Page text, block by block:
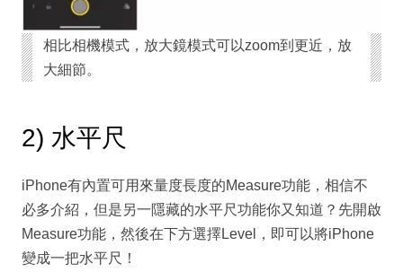
相比相機模式，放大鏡模式可以zoom到更近，放
大細節。
2) 水平尺
iPhone有內置可用來量度長度的Measure功能，相信不
必多介紹，但是另一隱藏的水平尺功能你又知道？先開啟
Measure功能，然後在下方選擇Level，即可以將iPhone
變成一把水平尺！